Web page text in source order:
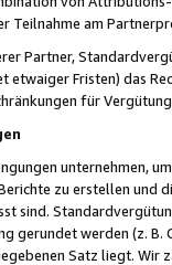
Teilnahme am
Partner,
etwaiger Fristen) das
für
unternehmen,
zu erstellen und
sind.
gerundet werden (z.
Satz liegt.